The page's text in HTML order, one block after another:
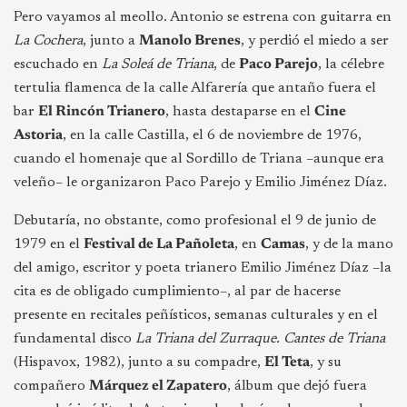
Pero vayamos al meollo. Antonio se estrena con guitarra en
La Cochera, junto a Manolo Brenes, y perdió el miedo a ser
escuchado en La Soleá de Triana, de Paco Parejo, la célebre
tertulia flamenca de la calle Alfarería que antaño fuera el
bar El Rincón Trianero, hasta destaparse en el Cine
Astoria, en la calle Castilla, el 6 de noviembre de 1976,
cuando el homenaje que al Sordillo de Triana –aunque era
veleño– le organizaron Paco Parejo y Emilio Jiménez Díaz.
Debutaría, no obstante, como profesional el 9 de junio de
1979 en el Festival de La Pañoleta, en Camas, y de la mano
del amigo, escritor y poeta trianero Emilio Jiménez Díaz –la
cita es de obligado cumplimiento–, al par de hacerse
presente en recitales peñísticos, semanas culturales y en el
fundamental disco La Triana del Zurraque. Cantes de Triana
(Hispavox, 1982), junto a su compadre, El Teta, y su
compañero Márquez el Zapatero, álbum que dejó fuera